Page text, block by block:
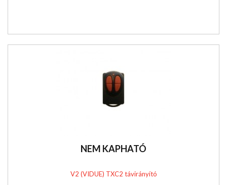
NEM KAPHATÓ
V2 (VIDUE) TXC2 távirányító